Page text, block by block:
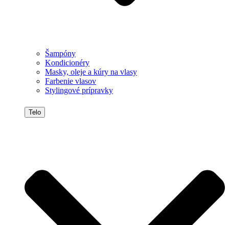
Šampóny
Kondicionéry
Masky, oleje a kúry na vlasy
Farbenie vlasov
Stylingové prípravky
Telo